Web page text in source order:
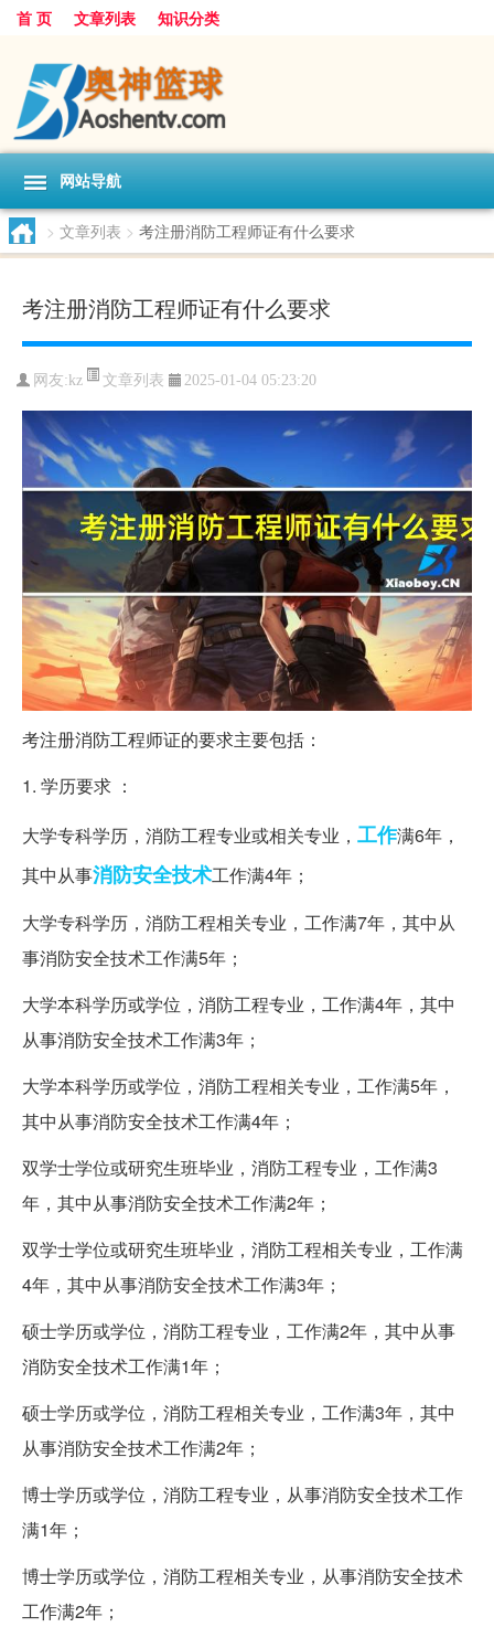
首 页 文章列表 知识分类
网站导航
> 文章列表 > 考注册消防工程师证有什么要求
考注册消防工程师证有什么要求
网友:kz 文章列表 2025-01-04 05:23:20
考注册消防工程师证的要求主要包括：
1. 学历要求 ：
大学专科学历，消防工程专业或相关专业， 工作满6年，
其中从事消防安全技术工作满4年；
大学专科学历，消防工程相关专业，工作满7年，其中从
事消防安全技术工作满5年；
大学本科学历或学位，消防工程专业，工作满4年，其中
从事消防安全技术工作满3年；
大学本科学历或学位，消防工程相关专业，工作满5年，
其中从事消防安全技术工作满4年；
双学士学位或研究生班毕业，消防工程专业，工作满3
年，其中从事消防安全技术工作满2年；
双学士学位或研究生班毕业，消防工程相关专业，工作满
4年，其中从事消防安全技术工作满3年；
硕士学历或学位，消防工程专业，工作满2年，其中从事
消防安全技术工作满1年；
硕士学历或学位，消防工程相关专业，工作满3年，其中
从事消防安全技术工作满2年；
博士学历或学位，消防工程专业，从事消防安全技术工作
满1年；
博士学历或学位，消防工程相关专业，从事消防安全技术
工作满2年；